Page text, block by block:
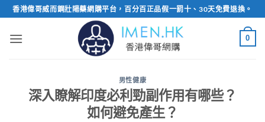
Skip
to
content
香港偉哥威而鋼壯陽藥網購平台，百分百正品假一罰十、30天免費退換。
0
男性健康
深入瞭解印度必利勁副作用有哪些？
如何避免產生？